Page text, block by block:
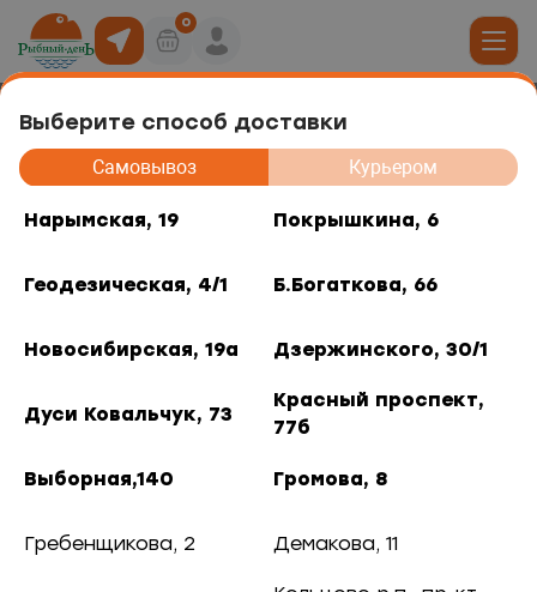
Выберите способ доставки
Самовывоз Курьером
Нарымская, 19 Покрышкина, 6
Геодезическая, 4/1 Б.Богаткова, 66
Новосибирская, 19а Дзержинского, 30/1
Дуси Ковальчук, 73
Красный проспект,
77б
Выборная,140 Громова, 8
Гребенщикова, 2 Демакова, 11
0
роллов
рыба
и отделы
6
4/1
Пирожок ржаной с минтаем и
картофелем с/м